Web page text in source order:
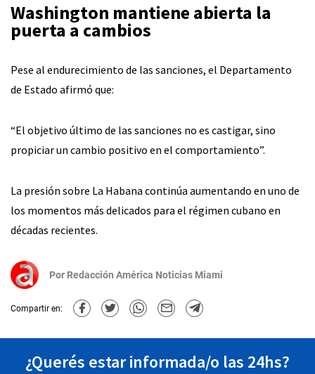
Washington mantiene abierta la
puerta a cambios
Pese al endurecimiento de las sanciones, el Departamento
de Estado afirmó que:
“El objetivo último de las sanciones no es castigar, sino
propiciar un cambio positivo en el comportamiento”.
La presión sobre La Habana continúa aumentando en uno de
los momentos más delicados para el régimen cubano en
décadas recientes.
Por Redacción América Noticias Miami
Compartir en:
¿Querés estar informada/o las 24hs?